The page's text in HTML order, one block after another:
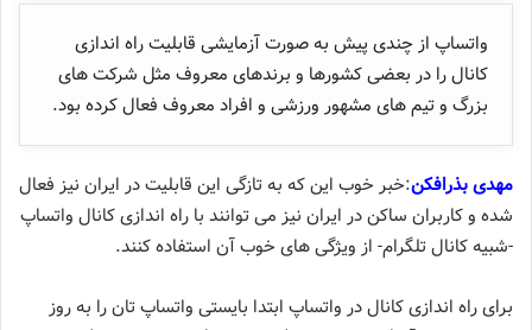
واتساپ از چندی پیش به صورت آزمایشی قابلیت راه اندازی
کانال را در بعضی کشورها و برندهای معروف مثل شرکت های
بزرگ و تیم های مشهور ورزشی و افراد معروف فعال کرده بود.
مهدی بذرافکن:خبر خوب این که به تازگی این قابلیت در ایران نیز فعال
شده و کاربران ساکن در ایران نیز می توانند با راه اندازی کانال واتساپ
-شبیه کانال تلگرام- از ویژگی های خوب آن استفاده کنند.
برای راه اندازی کانال در واتساپ ابتدا بایستی واتساپ تان را به روز